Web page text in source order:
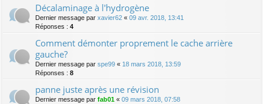
Décalaminage à l'hydrogène
Dernier message par xavier62 « 09 avr. 2018, 13:41
Réponses : 4
Comment démonter proprement le cache arrière
gauche?
Dernier message par spe99 « 18 mars 2018, 13:59
Réponses : 8
panne juste après une révision
Dernier message par fab01 « 09 mars 2018, 07:58